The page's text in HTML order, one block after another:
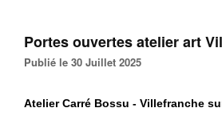
Portes ouvertes atelier art
Publié le 30 Juillet 2025
Atelier Carré Bossu - Villefranche